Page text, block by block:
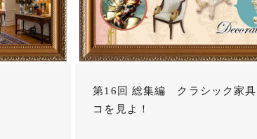
第16回 総集編 クラシック家具
コを見よ！